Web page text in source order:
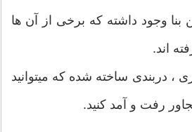
بنا وجود داشته که برخی از آن ها
اند.
دربندی ساخته شده که میتوانید
رفت و آمد کنید.